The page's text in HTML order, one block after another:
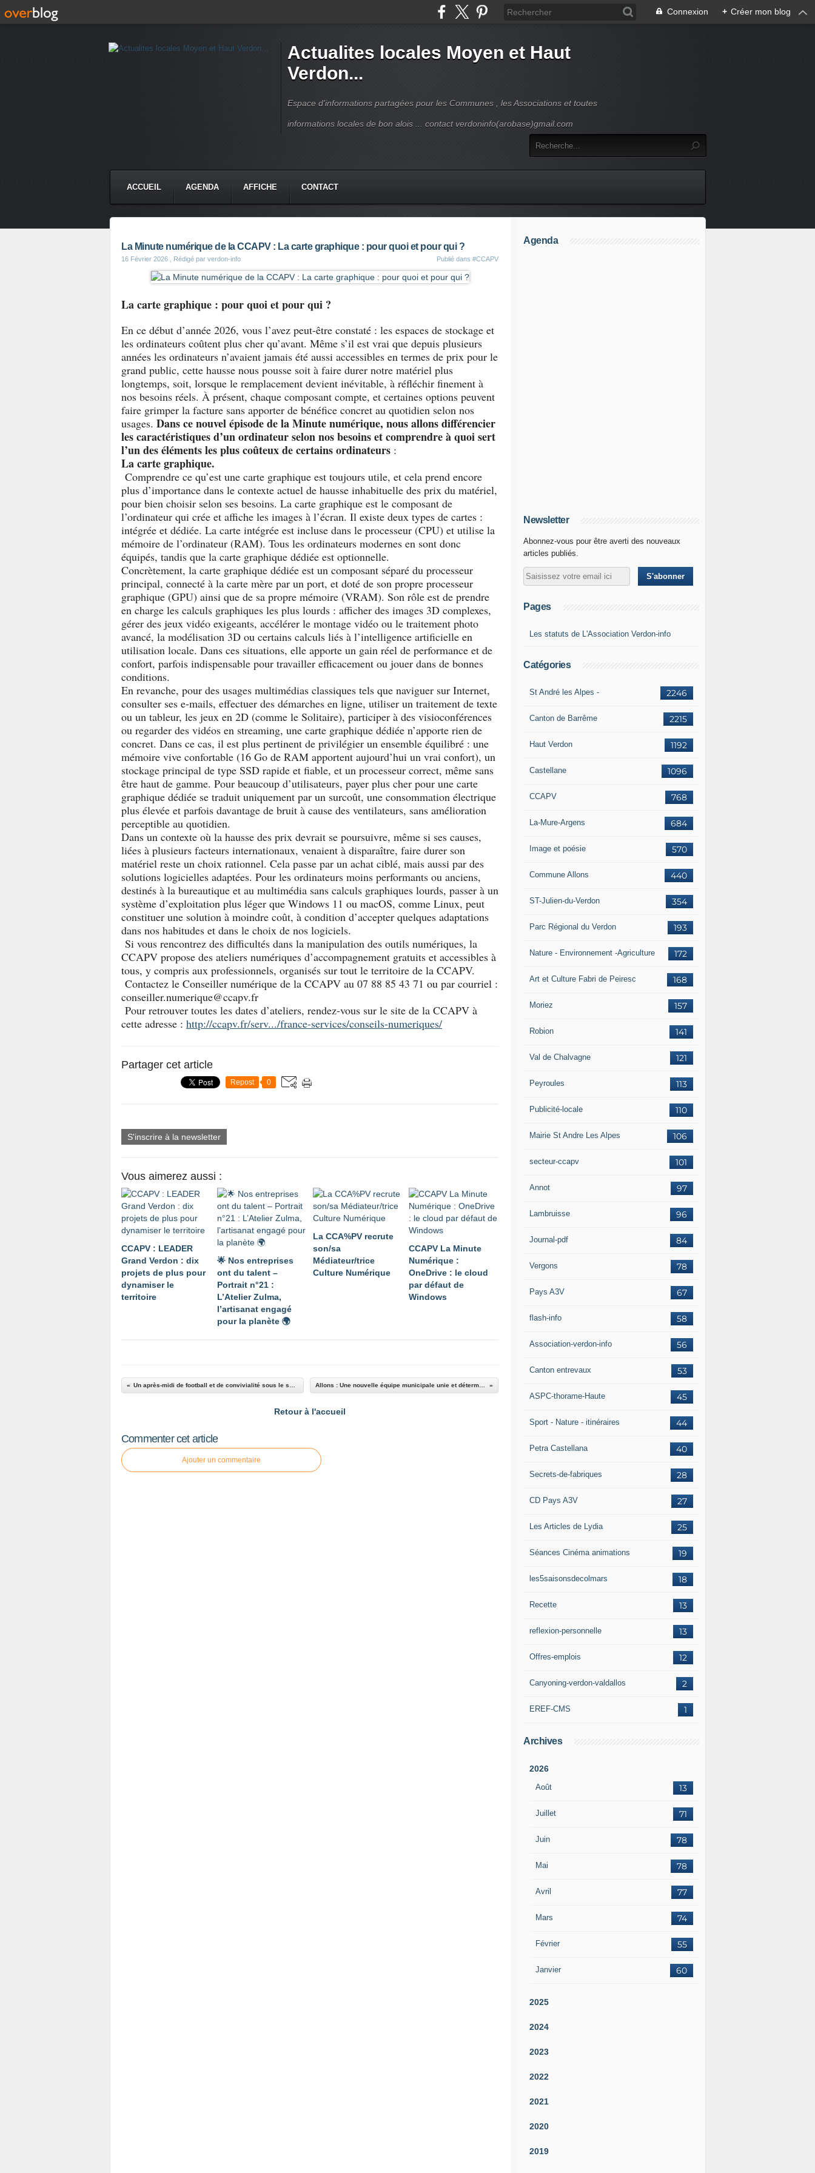
Connexion + Créer mon blog
Actualites locales Moyen et Haut
Verdon...
Espace d'informations partagées pour les Communes , les Associations et toutes
informations locales de bon alois ... contact verdoninfo(arobase)gmail.com
ACCUEIL AGENDA AFFICHE CONTACT
La Minute numérique de la CCAPV : La carte graphique : pour quoi et pour qui ?
16 Février 2026 , Rédigé par verdon-info Publié dans #CCAPV
La carte graphique : pour quoi et pour qui ?
En ce début d’année 2026, vous l’avez peut-être constaté : les espaces de stockage et
les ordinateurs coûtent plus cher qu’avant. Même s’il est vrai que depuis plusieurs
années les ordinateurs n’avaient jamais été aussi accessibles en termes de prix pour le
grand public, cette hausse nous pousse soit à faire durer notre matériel plus
longtemps, soit, lorsque le remplacement devient inévitable, à réfléchir finement à
nos besoins réels. À présent, chaque composant compte, et certaines options peuvent
faire grimper la facture sans apporter de bénéfice concret au quotidien selon nos
usages. Dans ce nouvel épisode de la Minute numérique, nous allons différencier
les caractéristiques d’un ordinateur selon nos besoins et comprendre à quoi sert
l’un des éléments les plus coûteux de certains ordinateurs :
La carte graphique.
Comprendre ce qu’est une carte graphique est toujours utile, et cela prend encore
plus d’importance dans le contexte actuel de hausse inhabituelle des prix du matériel,
pour bien choisir selon ses besoins. La carte graphique est le composant de
l’ordinateur qui crée et affiche les images à l’écran. Il existe deux types de cartes :
intégrée et dédiée. La carte intégrée est incluse dans le processeur (CPU) et utilise la
mémoire de l’ordinateur (RAM). Tous les ordinateurs modernes en sont donc
équipés, tandis que la carte graphique dédiée est optionnelle.
Concrètement, la carte graphique dédiée est un composant séparé du processeur
principal, connecté à la carte mère par un port, et doté de son propre processeur
graphique (GPU) ainsi que de sa propre mémoire (VRAM). Son rôle est de prendre
en charge les calculs graphiques les plus lourds : afficher des images 3D complexes,
gérer des jeux vidéo exigeants, accélérer le montage vidéo ou le traitement photo
avancé, la modélisation 3D ou certains calculs liés à l’intelligence artificielle en
utilisation locale. Dans ces situations, elle apporte un gain réel de performance et de
confort, parfois indispensable pour travailler efficacement ou jouer dans de bonnes
conditions.
En revanche, pour des usages multimédias classiques tels que naviguer sur Internet,
consulter ses e-mails, effectuer des démarches en ligne, utiliser un traitement de texte
ou un tableur, les jeux en 2D (comme le Solitaire), participer à des visioconférences
ou regarder des vidéos en streaming, une carte graphique dédiée n’apporte rien de
concret. Dans ce cas, il est plus pertinent de privilégier un ensemble équilibré : une
mémoire vive confortable (16 Go de RAM apportent aujourd’hui un vrai confort), un
stockage principal de type SSD rapide et fiable, et un processeur correct, même sans
être haut de gamme. Pour beaucoup d’utilisateurs, payer plus cher pour une carte
graphique dédiée se traduit uniquement par un surcoût, une consommation électrique
plus élevée et parfois davantage de bruit à cause des ventilateurs, sans amélioration
perceptible au quotidien.
Dans un contexte où la hausse des prix devrait se poursuivre, même si ses causes,
liées à plusieurs facteurs internationaux, venaient à disparaître, faire durer son
matériel reste un choix rationnel. Cela passe par un achat ciblé, mais aussi par des
solutions logicielles adaptées. Pour les ordinateurs moins performants ou anciens,
destinés à la bureautique et au multimédia sans calculs graphiques lourds, passer à un
système d’exploitation plus léger que Windows 11 ou macOS, comme Linux, peut
constituer une solution à moindre coût, à condition d’accepter quelques adaptations
dans nos habitudes et dans le choix de nos logiciels.
Si vous rencontrez des difficultés dans la manipulation des outils numériques, la
CCAPV propose des ateliers numériques d’accompagnement gratuits et accessibles à
tous, y compris aux professionnels, organisés sur tout le territoire de la CCAPV.
Contactez le Conseiller numérique de la CCAPV au 07 88 85 43 71 ou par courriel :
conseiller.numerique@ccapv.fr
Pour retrouver toutes les dates d’ateliers, rendez-vous sur le site de la CCAPV à
cette adresse : http://ccapv.fr/serv.../france-services/conseils-numeriques/
Partager cet article
Repost 0
S'inscrire à la newsletter
Vous aimerez aussi :
CCAPV : LEADER
Grand Verdon : dix
projets de plus pour
dynamiser le
territoire
🌟 Nos entreprises
ont du talent –
Portrait n°21 :
L’Atelier Zulma,
l’artisanat engagé
pour la planète 🌍
La CCA%PV recrute
son/sa
Médiateur/trice
Culture Numérique
CCAPV La Minute
Numérique :
OneDrive : le cloud
par défaut de
Windows​​​​​​​
Retour à l'accueil
Commenter cet article
Ajouter un commentaire
Agenda
Newsletter
Abonnez-vous pour être averti des nouveaux
articles publiés.
Pages
Les statuts de L'Association Verdon-info
Catégories
2246
St André les Alpes -
2215
Canton de Barrême
1192
Haut Verdon
1096
Castellane
768
CCAPV
684
La-Mure-Argens
570
Image et poésie
440
Commune Allons
354
ST-Julien-du-Verdon
193
Parc Régional du Verdon
172
Nature - Environnement -Agriculture
168
Art et Culture Fabri de Peiresc
157
Moriez
141
Robion
121
Val de Chalvagne
113
Peyroules
110
Publicité-locale
106
Mairie St Andre Les Alpes
101
secteur-ccapv
97
Annot
96
Lambruisse
84
Journal-pdf
78
Vergons
67
Pays A3V
58
flash-info
56
Association-verdon-info
53
Canton entrevaux
45
ASPC-thorame-Haute
44
Sport - Nature - itinéraires
40
Petra Castellana
28
Secrets-de-fabriques
27
CD Pays A3V
25
Les Articles de Lydia
19
Séances Cinéma animations
18
les5saisonsdecolmars
13
Recette
13
reflexion-personnelle
12
Offres-emplois
2
Canyoning-verdon-valdallos
1
EREF-CMS
Archives
2026
Août 13
Juillet 71
Juin 78
Mai 78
Avril 77
Mars 74
Février 55
Janvier 60
2025
2024
2023
2022
2021
2020
2019